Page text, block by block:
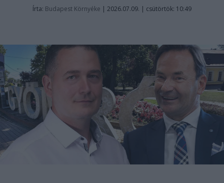
Írta: Budapest Környéke | 2026.07.09. | csütörtök: 10:49